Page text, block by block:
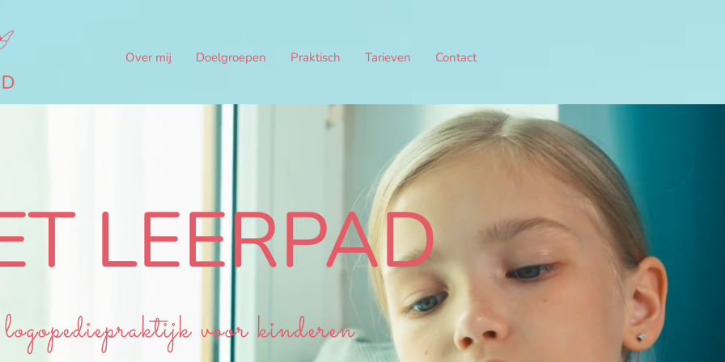
Over mij Doelgroepen Praktisch Tarieven Contact
LEERPAD
logopediepraktijk voor kinderen